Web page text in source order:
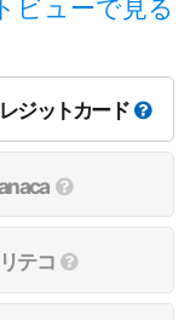
ビューで見る
ジットカード
テコ